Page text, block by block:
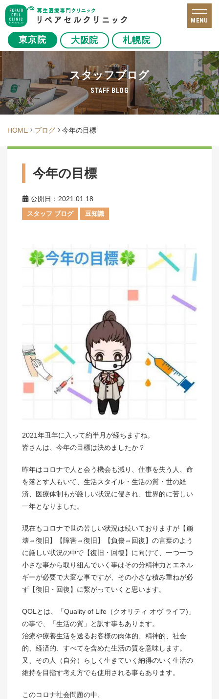
東京院 大阪院 札幌院
MENU
スタッフブログ
STAFF BLOG
HOME ブログ 今年の目標
今年の目標
公開日：2021.01.18
スタッフ ブログ 豆知識
2021年丑年に入って約半月が経ちますね。
皆さんは、今年の目標は決めましたか？
昨年はコロナで人と会う機会も減り、仕事を失う人、命
を落とす人もいて、生活スタイル・生活の質・世の経
済、医療体制もが厳しい状況に侵され、世界的に苦しい
一年となりました。
現在もコロナで世の苦しい状況は続いておりますが【崩
壊⇔復旧】【障害⇔復旧】【負傷⇔回復】の言葉のよう
に厳しい状況の中で【復旧・回復】に向けて、一つ一つ
小さな事から取り組んでいく事はその分精神力とエネル
ギーが必要で大変な事ですが、その小さな積み重ねが必
ず【復旧・回復】に繋がっていくと思います。
QOLとは、「Quality of Life（クオリティ オヴ ライフ)」
の事で、「生活の質」と訳す事もあります。
治療や療養生活を送るお客様の肉体的、精神的、社会
的、経済的、すべてを含めた生活の質を意味します。
又、その人（自分）らしく生きていく納得のいく生活の
維持を目指す考え方でも使用される事もあります。
このコロナ社会問題の中、